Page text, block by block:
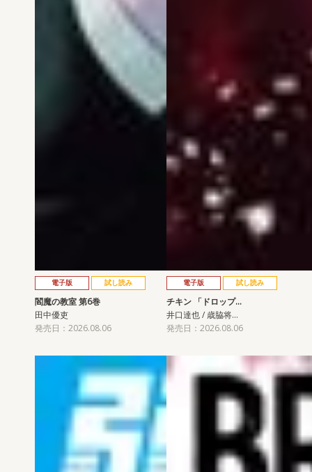
電子版 試し読み
閻魔の教室 第6巻
田中優吏
発売日：2026.08.06
電子版 試し読み
チキン 「ドロップ…
井口達也 / 歳脇将…
発売日：2026.08.06